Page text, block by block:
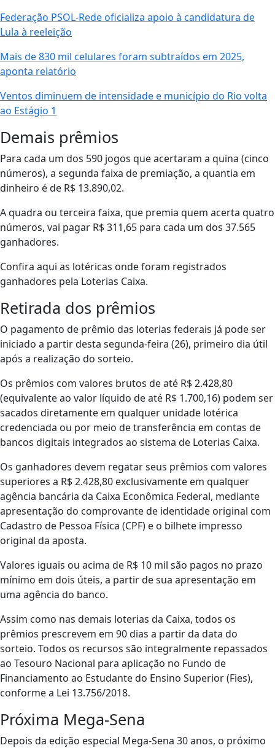
Federação PSOL-Rede oficializa apoio à candidatura de
Lula à reeleição
Mais de 830 mil celulares foram subtraídos em 2025,
aponta relatório
Ventos diminuem de intensidade e município do Rio volta
ao Estágio 1
Demais prêmios
Para cada um dos 590 jogos que acertaram a quina (cinco
números), a segunda faixa de premiação, a quantia em
dinheiro é de R$ 13.890,02.
A quadra ou terceira faixa, que premia quem acerta quatro
números, vai pagar R$ 311,65 para cada um dos 37.565
ganhadores.
Confira aqui as lotéricas onde foram registrados
ganhadores pela Loterias Caixa.
Retirada dos prêmios
O pagamento de prêmio das loterias federais já pode ser
iniciado a partir desta segunda-feira (26), primeiro dia útil
após a realização do sorteio.
Os prêmios com valores brutos de até R$ 2.428,80
(equivalente ao valor líquido de até R$ 1.700,16) podem ser
sacados diretamente em qualquer unidade lotérica
credenciada ou por meio de transferência em contas de
bancos digitais integrados ao sistema de Loterias Caixa.
Os ganhadores devem regatar seus prêmios com valores
superiores a R$ 2.428,80 exclusivamente em qualquer
agência bancária da Caixa Econômica Federal, mediante
apresentação do comprovante de identidade original com
Cadastro de Pessoa Física (CPF) e o bilhete impresso
original da aposta.
Valores iguais ou acima de R$ 10 mil são pagos no prazo
mínimo em dois úteis, a partir de sua apresentação em
uma agência do banco.
Assim como nas demais loterias da Caixa, todos os
prêmios prescrevem em 90 dias a partir da data do
sorteio. Todos os recursos são integralmente repassados
ao Tesouro Nacional para aplicação no Fundo de
Financiamento ao Estudante do Ensino Superior (Fies),
conforme a Lei 13.756/2018.
Próxima Mega-Sena
Depois da edição especial Mega-Sena 30 anos, o próximo